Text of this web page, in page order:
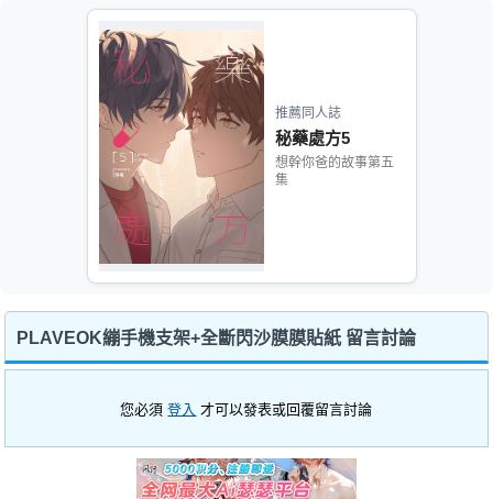
推薦同人誌
秘藥處方5
想幹你爸的故事第五
集
PLAVEOK繃手機支架+全斷閃沙膜膜貼紙 留言討論
您必須登入 才可以發表或回覆留言討論